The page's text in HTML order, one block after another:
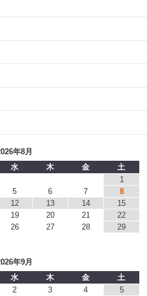
年8月
水 木 金
土
1
5 6 7
8
12 13 14
15
19 20 21
22
26 27 28
29
年9月
水 木 金
土
2 3 4
5